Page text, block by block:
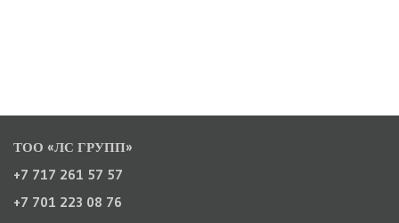
ТОО «ЛС ГРУПП»
+7 717 261 57 57
+7 701 223 08 76